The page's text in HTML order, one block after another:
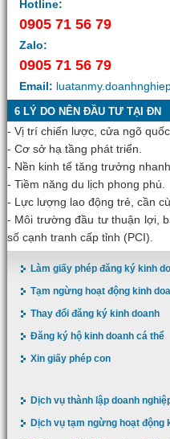
Hotline:
0905 71 56 79
Zalo:
0905 71 56 79
Email:
6 LÝ DO NÊN ĐẦU TƯ TẠI ĐN
- Vị trí chiến lược, cửa ngõ
- Cơ sở hạ tầng phát triển.
- Nền kinh tế tăng trưởng nhanh.
- Tiềm năng du lịch phong phú.
- Lực lượng lao động trẻ, cần
- Môi trường đầu tư thuận lợi,
số cạnh tranh cấp tỉnh (PCI).
Làm giấy phép đăng ký kinh
Tạm ngừng hoạt động kinh
Thay đổi đăng ký kinh doanh
Đăng ký hộ kinh doanh cá thể
Xin giấy phép con
Dịch vụ thành lập doanh
Dịch vụ tạm ngừng hoạt động